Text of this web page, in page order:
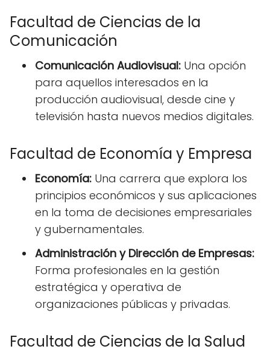
Facultad de Ciencias de la
Comunicación
Comunicación Audiovisual: Una opción
para aquellos interesados en la
producción audiovisual, desde cine y
televisión hasta nuevos medios digitales.
Facultad de Economía y Empresa
Economía: Una carrera que explora los
principios económicos y sus aplicaciones
en la toma de decisiones empresariales
y gubernamentales.
Administración y Dirección de Empresas:
Forma profesionales en la gestión
estratégica y operativa de
organizaciones públicas y privadas.
Facultad de Ciencias de la Salud